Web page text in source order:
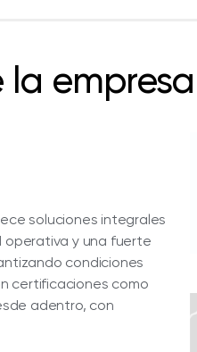
la empresa
soluciones integrales
operativa y una fuerte
condiciones
certificaciones como
adentro, con